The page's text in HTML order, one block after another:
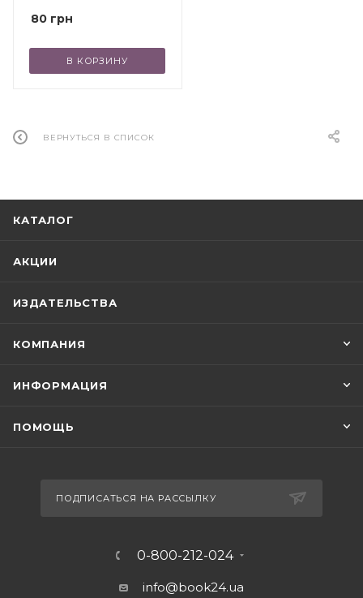
80 грн
В КОРЗИНУ
ВЕРНУТЬСЯ В СПИСОК
КАТАЛОГ
АКЦИИ
ИЗДАТЕЛЬСТВА
КОМПАНИЯ
ИНФОРМАЦИЯ
ПОМОЩЬ
ПОДПИСАТЬСЯ НА РАССЫЛКУ
0-800-212-024
info@book24.ua